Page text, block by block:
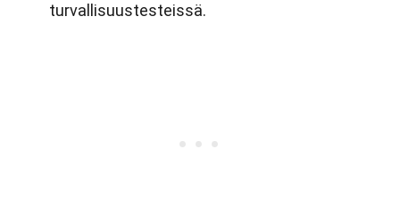
turvallisuustesteissä.